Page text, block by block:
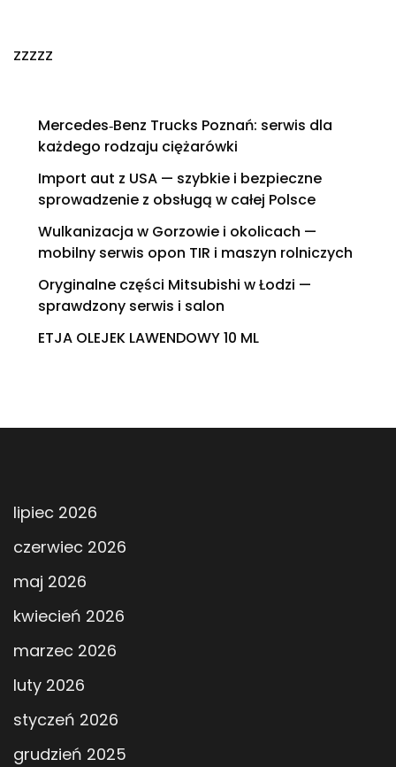
zzzzz
Mercedes‑Benz Trucks Poznań: serwis dla
każdego rodzaju ciężarówki
Import aut z USA — szybkie i bezpieczne
sprowadzenie z obsługą w całej Polsce
Wulkanizacja w Gorzowie i okolicach —
mobilny serwis opon TIR i maszyn rolniczych
Oryginalne części Mitsubishi w Łodzi —
sprawdzony serwis i salon
ETJA OLEJEK LAWENDOWY 10 ML
lipiec 2026
czerwiec 2026
maj 2026
kwiecień 2026
marzec 2026
luty 2026
styczeń 2026
grudzień 2025